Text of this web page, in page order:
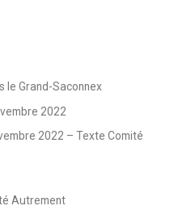
le Grand-Saconnex
2022
2022 – Texte Comité
Autrement